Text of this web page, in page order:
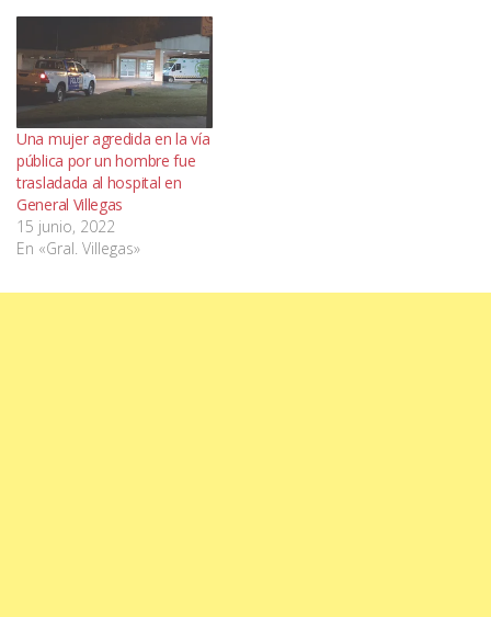
Una mujer agredida en la vía
pública por un hombre fue
trasladada al hospital en
General Villegas
15 junio, 2022
En «Gral. Villegas»